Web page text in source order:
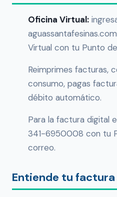
Oficina Virtual:
Virtual con tu Punto
Reimprimes facturas,
consumo, pagas
débito automático.
Para la factura digital
341-6950008 con tu
correo.
Entiende tu factura